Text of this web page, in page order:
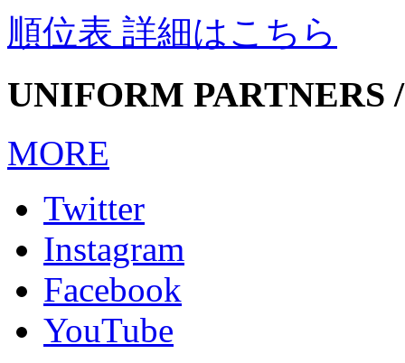
順位表 詳細はこちら
UNIFORM PARTNERS
MORE
Twitter
Instagram
Facebook
YouTube